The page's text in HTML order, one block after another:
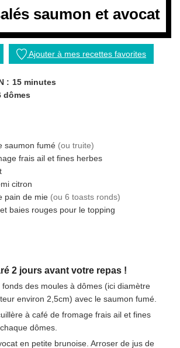
saumon et avocat
Ajouter à mes recettes favorites
: 15minutes
minutes
dômes
saumon fumé (ou truite)
frais ail et fines herbes
citron
pain de mie (ou 6 toasts ronds)
baies rouges pour le topping
2 jours avant votre repas !
fonds des moules à dômes (ici diamètre
environ 2,5cm) avec le saumon fumé.
à café de fromage frais ail et fines
dômes.
en petite brunoise. Arroser de jus de